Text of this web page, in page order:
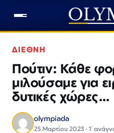
ΔΙΕΘΝΗ
Πούτιν: Κάθε
μιλούσαμε για
δυτικές χώρες…
olympiada
25 Μαρτίου 2023 · 1΄